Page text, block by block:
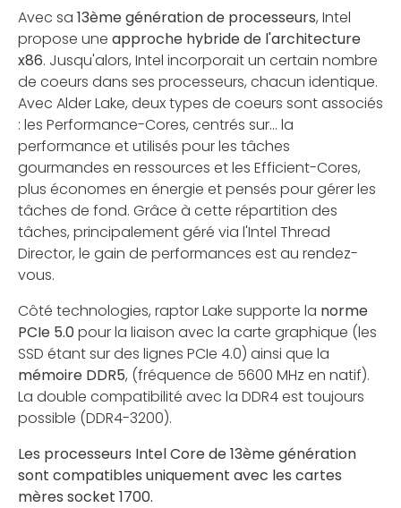
Avec sa 13ème génération de processeurs, Intel
propose une approche hybride de l'architecture
x86. Jusqu'alors, Intel incorporait un certain nombre
de coeurs dans ses processeurs, chacun identique.
Avec Alder Lake, deux types de coeurs sont associés
: les Performance-Cores, centrés sur... la
performance et utilisés pour les tâches
gourmandes en ressources et les Efficient-Cores,
plus économes en énergie et pensés pour gérer les
tâches de fond. Grâce à cette répartition des
tâches, principalement géré via l'Intel Thread
Director, le gain de performances est au rendez-
vous.
Côté technologies, raptor Lake supporte la norme
PCIe 5.0pour la liaison avec la carte graphique (les
SSD étant sur des lignes PCIe 4.0) ainsi que la
mémoire DDR5, (fréquence de 5600 MHz en natif).
La double compatibilité avec la DDR4 est toujours
possible (DDR4-3200).
Les processeurs Intel Core de 13ème génération
sont compatibles uniquement avec les cartes
mères socket 1700.